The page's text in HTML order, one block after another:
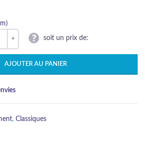
soit un prix de:
AJOUTER AU PANIER
, Classiques